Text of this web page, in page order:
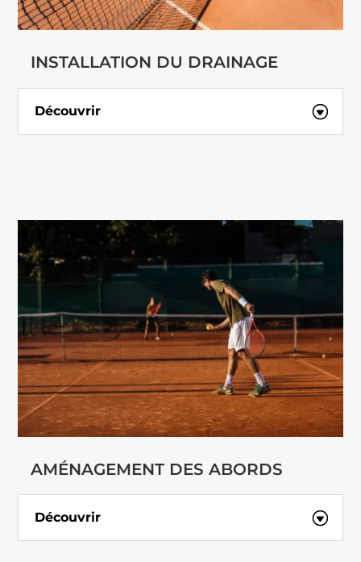
INSTALLATION DU DRAINAGE
Découvrir
AMÉNAGEMENT DES ABORDS
Découvrir